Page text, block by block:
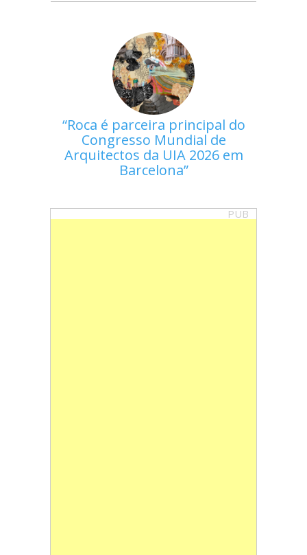
Roca é parceira principal do
Congresso Mundial de
Arquitectos da UIA 2026 em
Barcelona
PUB